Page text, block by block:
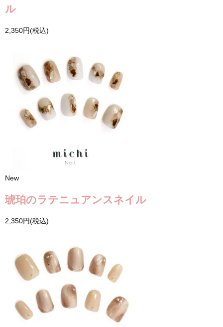
ル
2,350円(税込)
New
琥珀のラテニュアンスネイル
2,350円(税込)